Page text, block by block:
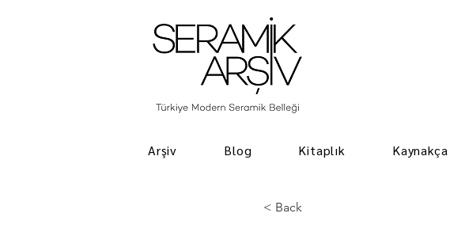
Arşiv Blog Kitaplık Kaynakça
< Back